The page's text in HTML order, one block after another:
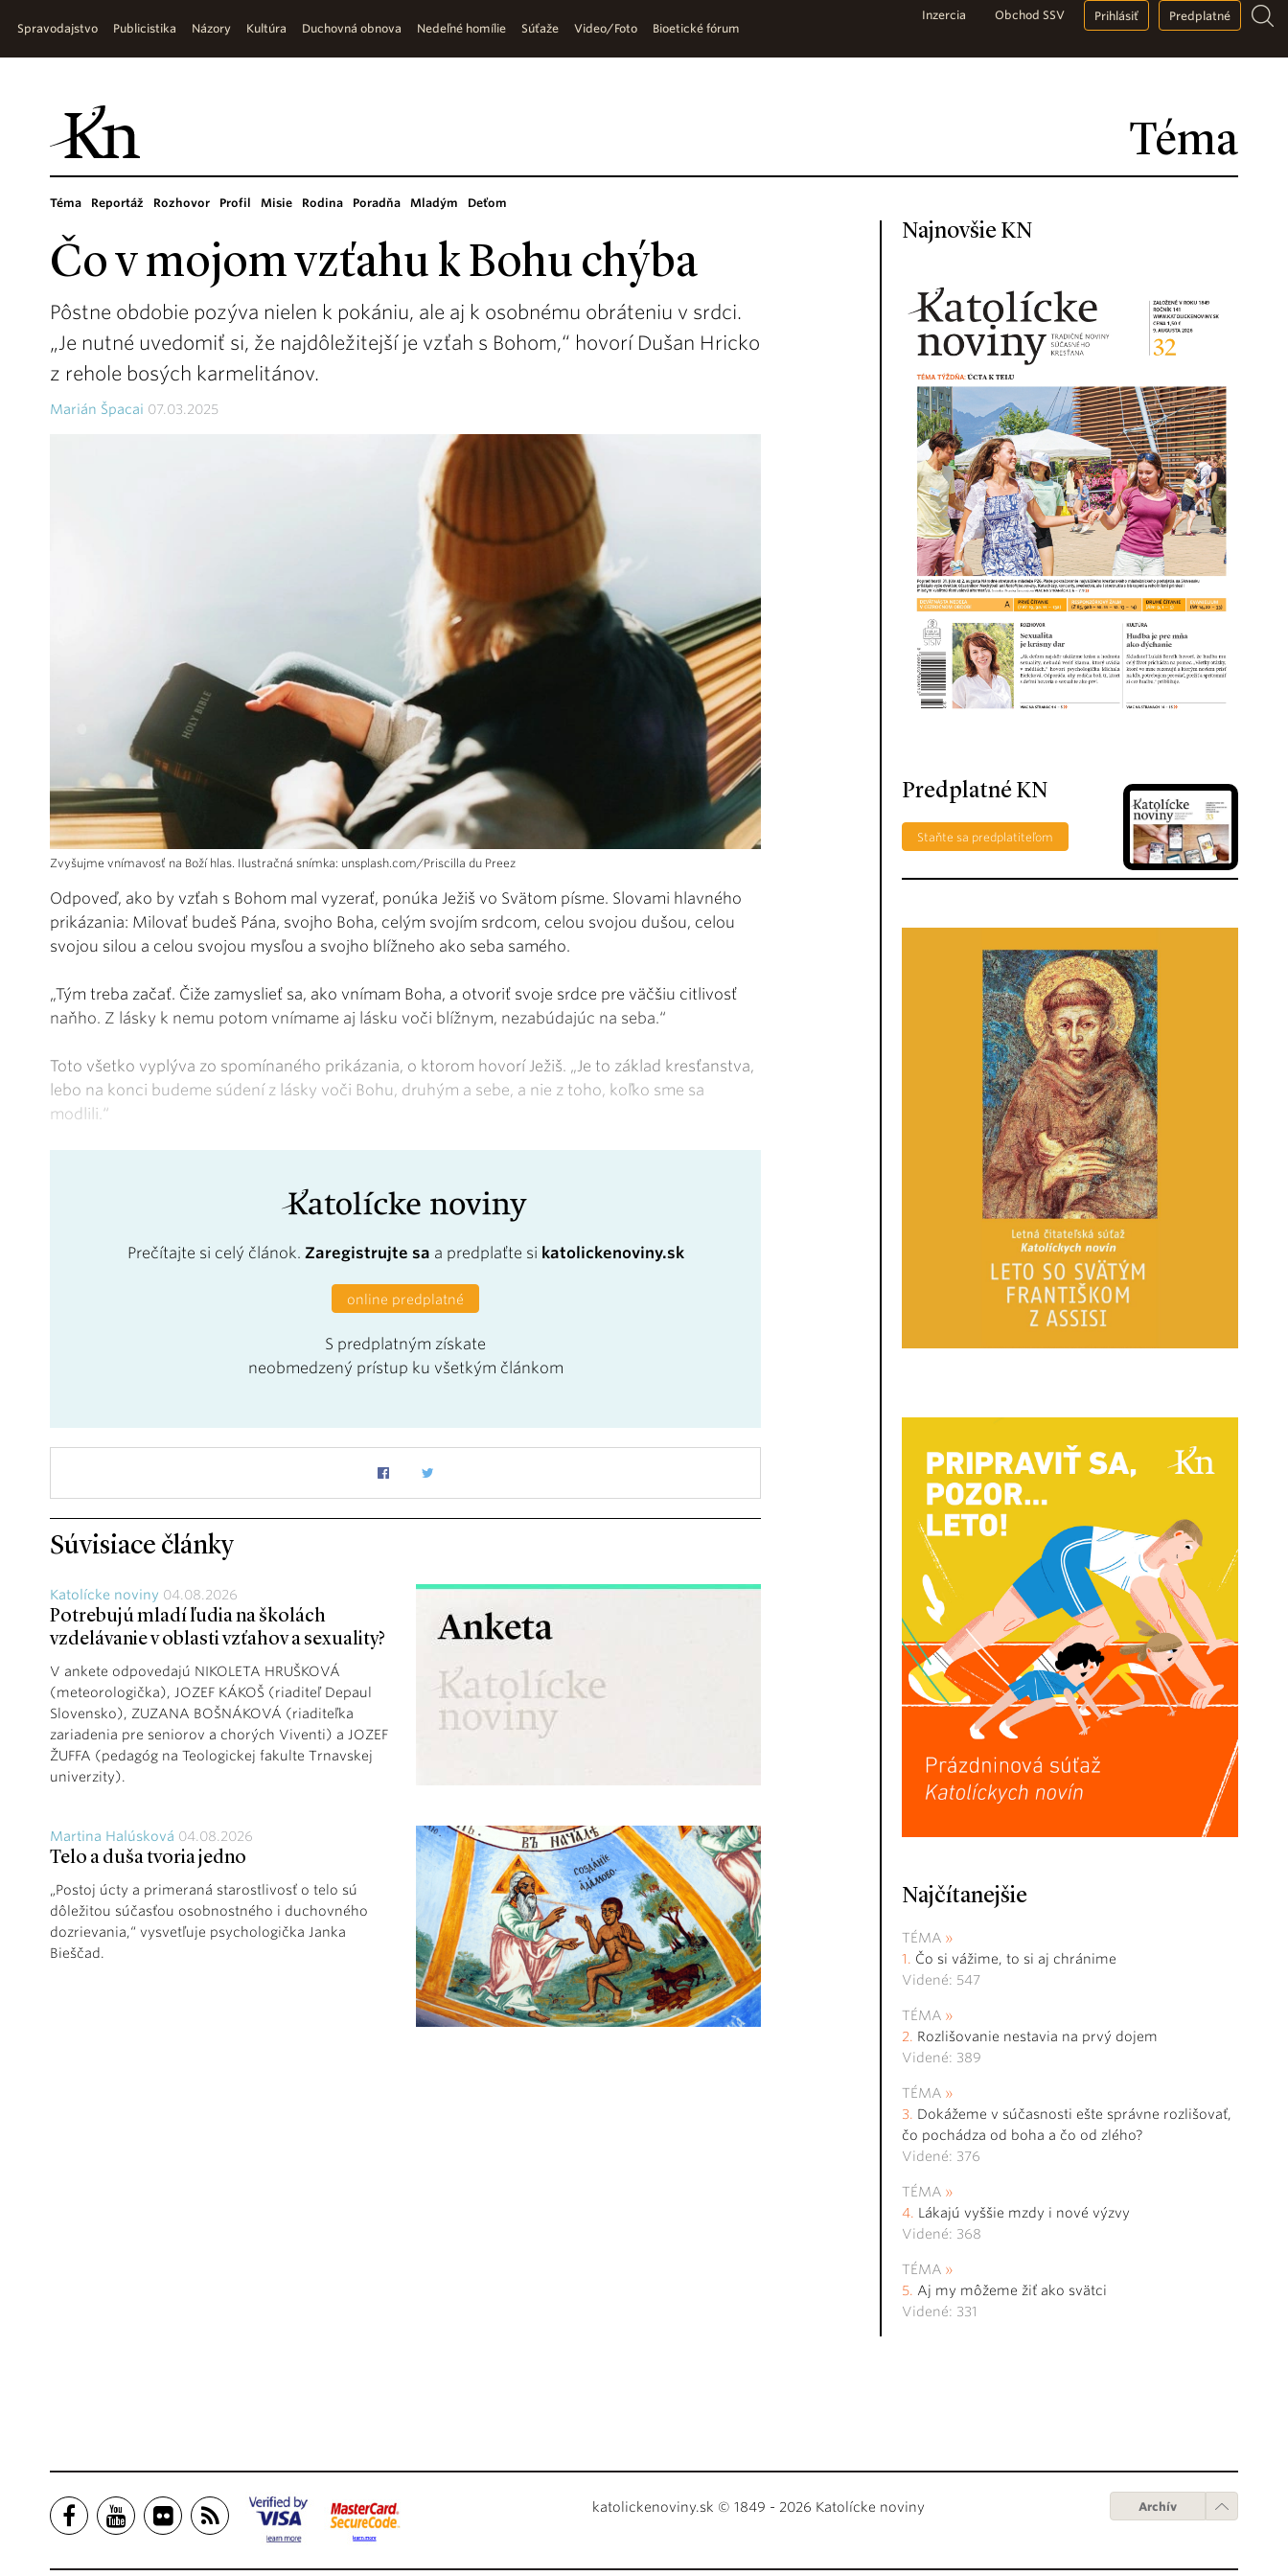
Téma
Spravodajstvo Publicistika Názory Kultúra Duchovná obnova Nedeľné homílie Súťaže Video/Foto Bioetické fórum
Inzercia Obchod SSV Prihlásiť Predplatné
Téma Reportáž Rozhovor Profil Misie Rodina Poradňa Mladým Deťom
Čo v mojom vzťahu k Bohu chýba
Pôstne obdobie pozýva nielen k pokániu, ale aj k osobnému obráteniu v srdci.
„Je nutné uvedomiť si, že najdôležitejší je vzťah s Bohom,“ hovorí Dušan Hricko
z rehole bosých karmelitánov.
Marián Špacai 07.03.2025
Zvyšujme vnímavosť na Boží hlas. Ilustračná snímka: unsplash.com/Priscilla du Preez
Odpoveď, ako by vzťah s Bohom mal vyzerať, ponúka Ježiš vo Svätom písme. Slovami hlavného
prikázania: Milovať budeš Pána, svojho Boha, celým svojím srdcom, celou svojou dušou, celou
svojou silou a celou svojou mysľou a svojho blížneho ako seba samého.
„Tým treba začať. Čiže zamyslieť sa, ako vnímam Boha, a otvoriť svoje srdce pre väčšiu citlivosť
naňho. Z lásky k nemu potom vnímame aj lásku voči blížnym, nezabúdajúc na seba.“
Toto všetko vyplýva zo spomínaného prikázania, o ktorom hovorí Ježiš. „Je to základ kresťanstva,
lebo na konci budeme súdení z lásky voči Bohu, druhým a sebe, a nie z toho, koľko sme sa
modlili.“
Prečítajte si celý článok. Zaregistrujte sa a predplaťte si katolickenoviny.sk
online predplatné
S predplatným získate
neobmedzený prístup ku všetkým článkom
Súvisiace články
Katolícke noviny 04.08.2026
Potrebujú mladí ľudia na školách
vzdelávanie v oblasti vzťahov a sexuality?
V ankete odpovedajú NIKOLETA HRUŠKOVÁ
(meteorologička), JOZEF KÁKOŠ (riaditeľ Depaul
Slovensko), ZUZANA BOŠNÁKOVÁ (riaditeľka
zariadenia pre seniorov a chorých Viventi) a JOZEF
ŽUFFA (pedagóg na Teologickej fakulte Trnavskej
univerzity).
Martina Halúsková 04.08.2026
Telo a duša tvoria jedno
„Postoj úcty a primeraná starostlivosť o telo sú
dôležitou súčasťou osobnostného i duchovného
dozrievania,“ vysvetľuje psychologička Janka
Bieščad.
Najnovšie KN
Predplatné KN
Staňte sa predplatiteľom
Najčítanejšie
TÉMA
Čo si vážime, to si aj chránime
Videné: 547
TÉMA
Rozlišovanie nestavia na prvý dojem
Videné: 389
TÉMA
Dokážeme v súčasnosti ešte správne rozlišovať,
čo pochádza od boha a čo od zlého?
Videné: 376
TÉMA
Lákajú vyššie mzdy i nové výzvy
Videné: 368
TÉMA
Aj my môžeme žiť ako svätci
Videné: 331
katolickenoviny.sk © 1849 - 2026 Katolícke noviny Archív